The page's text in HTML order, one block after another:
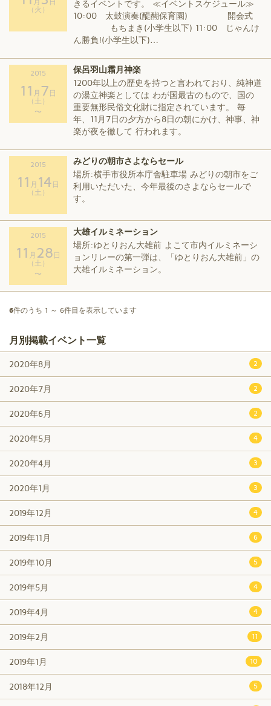
（火）
きるイベントです。 ≪イベントスケジュール≫
10:00 太鼓演奏(醍醐保育園) 開会式
もちまき(小学生以下) 11:00 じゃんけ
ん勝負!(小学生以下)…
2015
11 月 7 日
（土）
〜
保呂羽山霜月神楽
1200年以上の歴史を持つと言われており、純神道
の湯立神楽としては わが国最古のもので、国の
重要無形民俗文化財に指定されています。 毎
年、11月7日の夕方から8日の朝にかけ、神事、神
楽が夜を徹して 行われます。
2015
11 月 14 日
（土）
みどりの朝市さよならセール
場所:横手市役所本庁舎駐車場 みどりの朝市をご
利用いただいた、今年最後のさよならセールで
す。
2015
11 月 28 日
（土）
〜
大雄イルミネーション
場所:ゆとりおん大雄前 よこて市内イルミネーシ
ョンリレーの第一弾は、「ゆとりおん大雄前」の
大雄イルミネーション。
6件のうち 1 ～ 6件目を表示しています
月別掲載イベント一覧
2
2020年8月
2
2020年7月
2
2020年6月
4
2020年5月
3
2020年4月
3
2020年1月
4
2019年12月
6
2019年11月
5
2019年10月
4
2019年5月
4
2019年4月
11
2019年2月
10
2019年1月
5
2018年12月